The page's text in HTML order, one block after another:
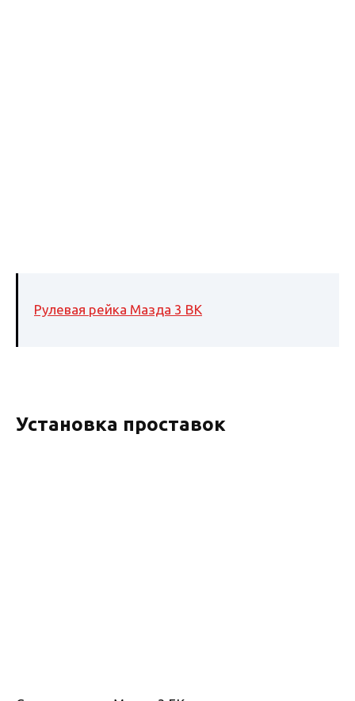
Рулевая рейка Мазда 3 BK
Установка проставок